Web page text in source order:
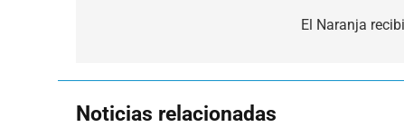
El Naranja
Noticias relacionadas